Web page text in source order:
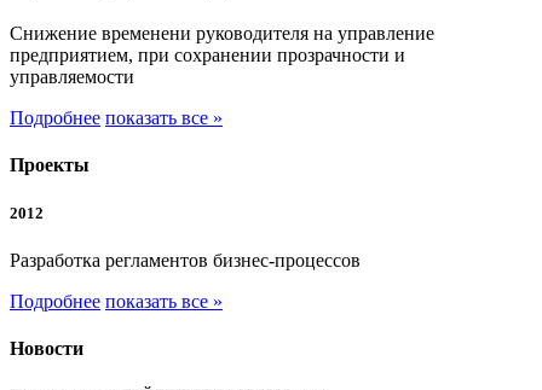
Снижение временени руководителя на управление
предприятием, при сохранении прозрачности и
управляемости
Подробнее показать все »
Проекты
2012
Разработка регламентов бизнес-процессов
Подробнее показать все »
Новости